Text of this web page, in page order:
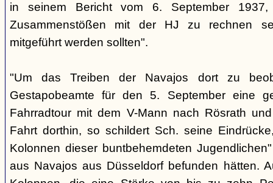
in seinem Bericht vom 6. September
Zusammenstößen mit der HJ zu rechnen
mitgeführt werden sollten".
"Um das Treiben der Navajos dort zu
Gestapobeamte für den 5. September eine
Fahrradtour mit dem V-Mann nach Rösrath
Fahrt dorthin, so schildert Sch. seine
Kolonnen dieser buntbehemdeten
aus Navajos aus Düsseldorf befunden hätten.